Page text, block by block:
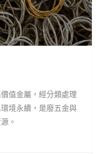
值金屬，經分類處理
境永續，是廢五金與
。